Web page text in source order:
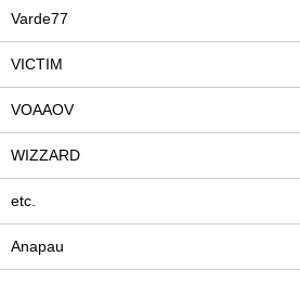
Varde77
VICTIM
VOAAOV
WIZZARD
etc.
Anapau